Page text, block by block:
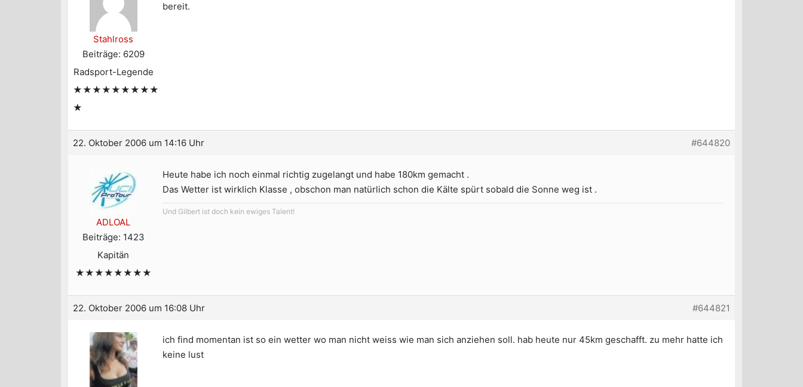
Stahlross
Beiträge: 6209
Radsport-Legende
★★★★★★★★★
★
bereit.
22. Oktober 2006 um 14:16 Uhr #644820
ADLOAL
Beiträge: 1423
Kapitän
★★★★★★★★
Heute habe ich noch einmal richtig zugelangt und habe 180km gemacht .
Das Wetter ist wirklich Klasse , obschon man natürlich schon die Kälte spürt sobald die Sonne weg ist .
Und Gilbert ist doch kein ewiges Talent!
22. Oktober 2006 um 16:08 Uhr #644821
ich find momentan ist so ein wetter wo man nicht weiss wie man sich anziehen soll. hab heute nur 45km geschafft. zu mehr hatte ich
keine lust